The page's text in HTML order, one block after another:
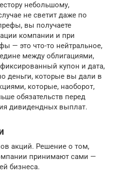
небольшому,
не светит даже по
вы получаете
компании и при
— это что-то нейтральное,
между облигациями,
купон и дата,
деньги, которые вы дали в
которые, наоборот,
обязательств перед
дивидендных выплат.
акций. Решение о том,
принимают сами —
бизнеса.